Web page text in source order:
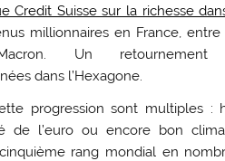
Credit Suisse sur la richesse
millionnaires en France,
Macron. Un
dans l’Hexagone.
progression sont multiples :
de l’euro ou encore bon
rang mondial en